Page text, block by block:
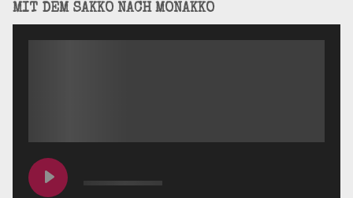
MIT DEM SAKKO NACH MONAKKO